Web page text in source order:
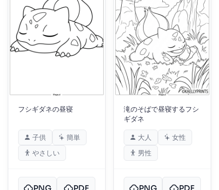
フシギダネの昼寝
子供
簡単
やさしい
滝のそばで昼寝するフシ
ギダネ
大人
女性
男性